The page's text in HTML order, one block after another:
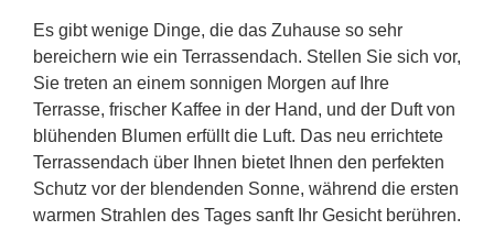
Es gibt wenige Dinge, die das Zuhause so sehr
bereichern wie ein Terrassendach. Stellen Sie sich vor,
Sie treten an einem sonnigen Morgen auf Ihre
Terrasse, frischer Kaffee in der Hand, und der Duft von
blühenden Blumen erfüllt die Luft. Das neu errichtete
Terrassendach über Ihnen bietet Ihnen den perfekten
Schutz vor der blendenden Sonne, während die ersten
warmen Strahlen des Tages sanft Ihr Gesicht berühren.